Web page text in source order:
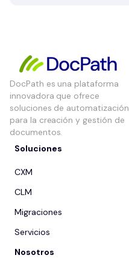
DocPath es una plataforma
innovadora que ofrece
soluciones de automatización
para la creación y gestión de
documentos.
Soluciones
CXM
CLM
Migraciones
Servicios
Nosotros